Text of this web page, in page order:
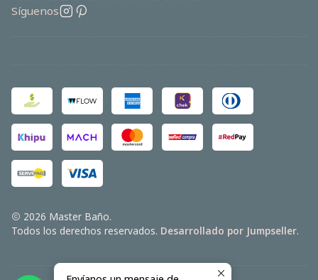
Síguenos
2026 Master Baño.
Todos los derechos reservados. Desarrollado por Jumpseller.